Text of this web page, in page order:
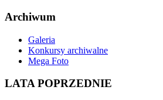
Archiwum
Galeria
Konkursy archiwalne
Mega Foto
LATA POPRZEDNIE